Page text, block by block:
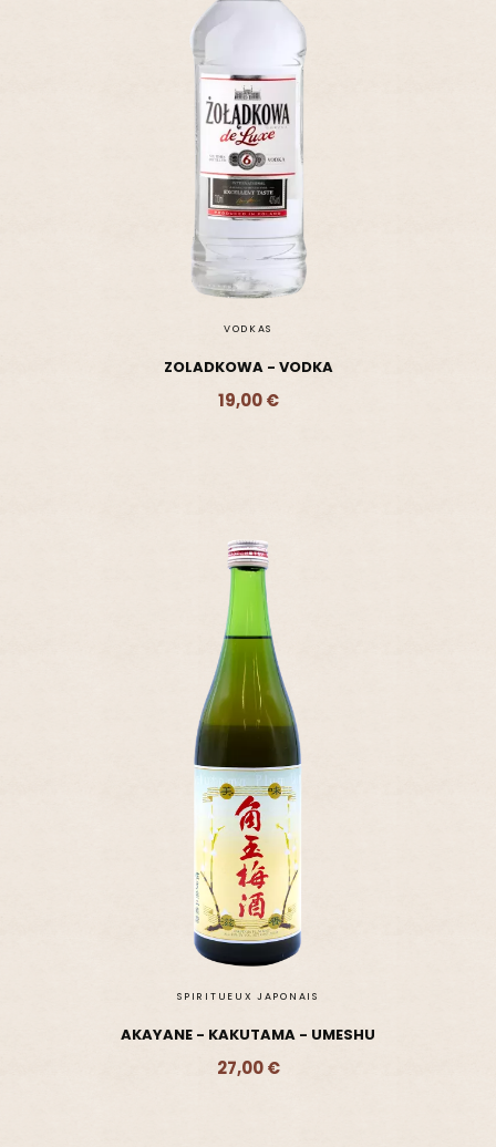
VODKAS
ZOLADKOWA - VODKA
19,00 €
Ajouter - 19,00 €
SPIRITUEUX JAPONAIS
AKAYANE - KAKUTAMA - UMESHU
27,00 €
Ajouter - 27,00 €